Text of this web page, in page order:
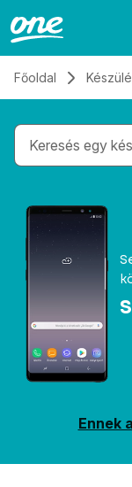
Főoldal
Gépelés
Ennek